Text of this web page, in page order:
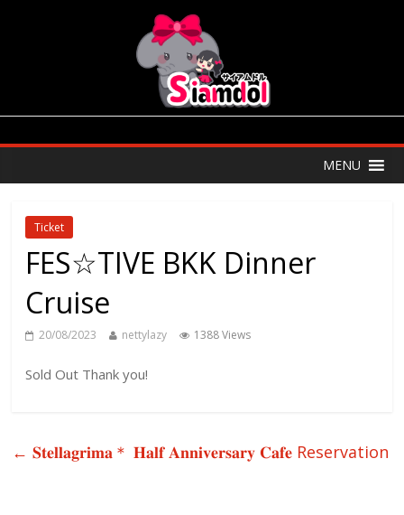
MENU
Ticket
FES☆TIVE BKK Dinner
Cruise
20/08/2023 nettylazy 1388 Views
Sold Out Thank you!
← 𝐒𝐭𝐞𝐥𝐥𝐚𝐠𝐫𝐢𝐦𝐚＊ 𝐇𝐚𝐥𝐟 𝐀𝐧𝐧𝐢𝐯𝐞𝐫𝐬𝐚𝐫𝐲 𝐂𝐚𝐟𝐞 Reservation